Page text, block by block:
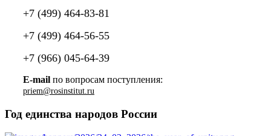
+7 (499) 464-83-81
+7 (499) 464-56-55
+7 (966) 045-64-39
E-mail по вопросам поступления:
priem@rosinstitut.ru
Год единства народов России